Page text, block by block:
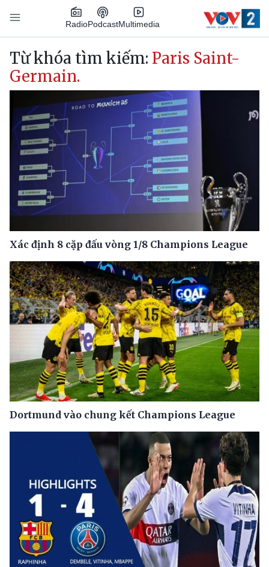
Nhảy đến nội dung
RadioPodcastMultimedia
Main navigation
Từ khóa tìm kiếm: Paris Saint-
Germain.
Xác định 8 cặp đấu vòng 1/8 Champions League
Dortmund vào chung kết Champions League